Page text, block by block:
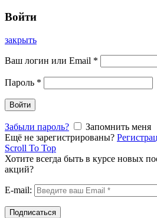
Войти
закрыть
Ваш логин или Email *
Пароль *
Войти
Забыли пароль?
Запомнить меня
Ещё не зарегистрированы?
Scroll To Top
Хотите всегда быть в курсе новых
акций?
E-mail: